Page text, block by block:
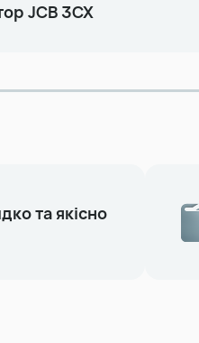
JCB 3CX
та якісно